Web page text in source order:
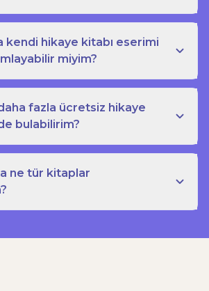
kendi hikaye kitabı eserimi
miyim?
fazla ücretsiz hikaye
bulabilirim?
ne tür kitaplar